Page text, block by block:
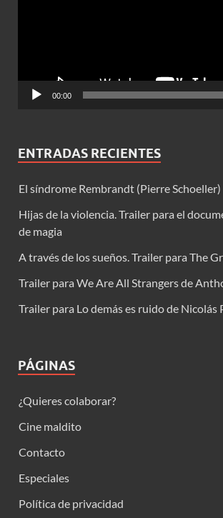
00:00
ENTRADAS RECIENTES
El síndrome Rembrandt (Pierre Schoeller)
Hijas de la violencia. Trailer para el
de magia
A través de los sueños. Trailer para The
Trailer para We Are All Strangers de
Trailer para Lo demás es ruido de Nicolás
PÁGINAS
¿Quieres colaborar?
Cine maldito
Contacto
Especiales
Política de privacidad